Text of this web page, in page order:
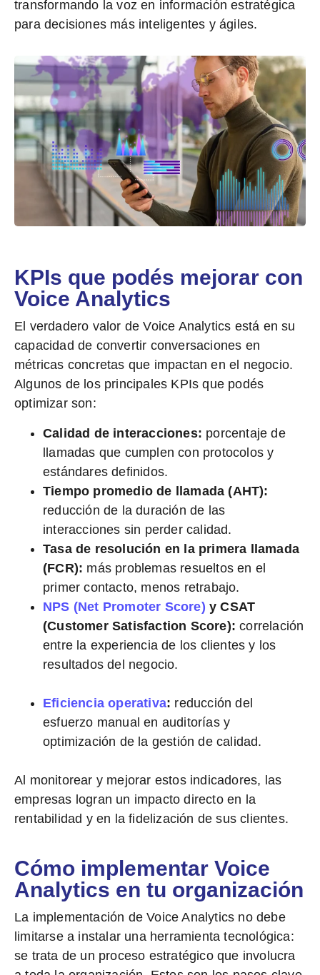
transformando la voz en información estratégica
para decisiones más inteligentes y ágiles.
KPIs que podés mejorar con
Voice Analytics
El verdadero valor de Voice Analytics está en su
capacidad de convertir conversaciones en
métricas concretas que impactan en el negocio.
Algunos de los principales KPIs que podés
optimizar son:
Calidad de interacciones: porcentaje de
llamadas que cumplen con protocolos y
estándares definidos.
Tiempo promedio de llamada (AHT):
reducción de la duración de las
interacciones sin perder calidad.
Tasa de resolución en la primera llamada
(FCR): más problemas resueltos en el
primer contacto, menos retrabajo.
NPS (Net Promoter Score) y CSAT
(Customer Satisfaction Score): correlación
entre la experiencia de los clientes y los
resultados del negocio.
Eficiencia operativa: reducción del
esfuerzo manual en auditorías y
optimización de la gestión de calidad.
Al monitorear y mejorar estos indicadores, las
empresas logran un impacto directo en la
rentabilidad y en la fidelización de sus clientes.
Cómo implementar Voice
Analytics en tu organización
La implementación de Voice Analytics no debe
limitarse a instalar una herramienta tecnológica:
se trata de un proceso estratégico que involucra